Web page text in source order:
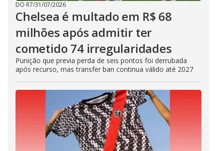
DO R7/31/07/2026
Chelsea é multado em R$ 68
milhões após admitir ter
cometido 74 irregularidades
Punição que previa perda de seis pontos foi derrubada
após recurso, mas transfer ban continua válido até 2027